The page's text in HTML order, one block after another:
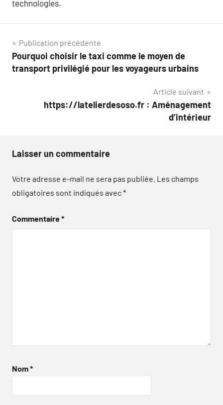
technologies.
Navigation
de
Publication précédente
Pourquoi choisir le taxi comme le moyen de
transport privilégié pour les voyageurs urbains
Article suivant
https://latelierdesoso.fr : Aménagement
d’intérieur
Laisser un commentaire
Votre adresse e-mail ne sera pas publiée. Les champs
obligatoires sont indiqués avec*
Commentaire*
Nom*